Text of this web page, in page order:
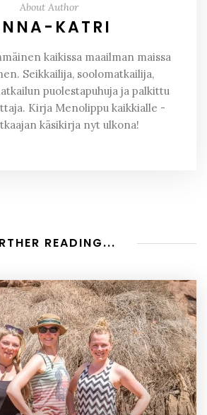
About Author
KATRI
kaikissa maailman maissa
Seikkailija, soolomatkailija,
puolestapuhuja ja palkittu
Kirja Menolippu kaikkialle -
käsikirja nyt ulkona!
READING...